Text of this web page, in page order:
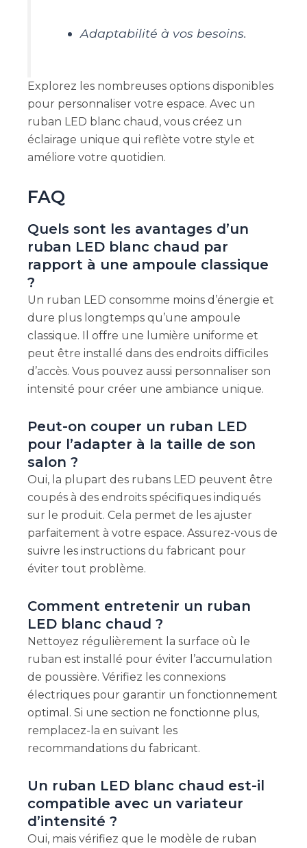
Adaptabilité à vos besoins.
Explorez les nombreuses options disponibles
pour personnaliser votre espace. Avec un
ruban LED blanc chaud, vous créez un
éclairage unique qui reflète votre style et
améliore votre quotidien.
FAQ
Quels sont les avantages d’un
ruban LED blanc chaud par
rapport à une ampoule classique
?
Un ruban LED consomme moins d’énergie et
dure plus longtemps qu’une ampoule
classique. Il offre une lumière uniforme et
peut être installé dans des endroits difficiles
d’accès. Vous pouvez aussi personnaliser son
intensité pour créer une ambiance unique.
Peut-on couper un ruban LED
pour l’adapter à la taille de son
salon ?
Oui, la plupart des rubans LED peuvent être
coupés à des endroits spécifiques indiqués
sur le produit. Cela permet de les ajuster
parfaitement à votre espace. Assurez-vous de
suivre les instructions du fabricant pour
éviter tout problème.
Comment entretenir un ruban
LED blanc chaud ?
Nettoyez régulièrement la surface où le
ruban est installé pour éviter l’accumulation
de poussière. Vérifiez les connexions
électriques pour garantir un fonctionnement
optimal. Si une section ne fonctionne plus,
remplacez-la en suivant les
recommandations du fabricant.
Un ruban LED blanc chaud est-il
compatible avec un variateur
d’intensité ?
Oui, mais vérifiez que le modèle de ruban